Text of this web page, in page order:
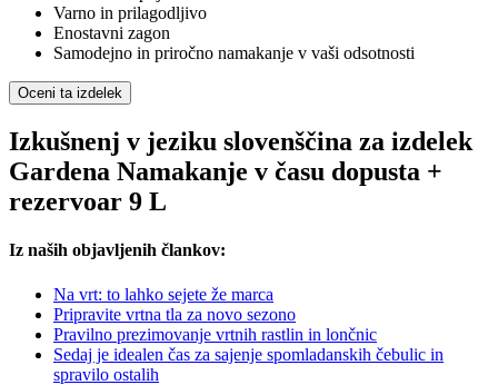
Varno in prilagodljivo
Enostavni zagon
Samodejno in priročno namakanje v vaši odsotnosti
Oceni ta izdelek
Izkušnenj v jeziku slovenščina za izdelek
Gardena Namakanje v času dopusta +
rezervoar 9 L
Iz naših objavljenih člankov:
Na vrt: to lahko sejete že marca
Pripravite vrtna tla za novo sezono
Pravilno prezimovanje vrtnih rastlin in lončnic
Sedaj je idealen čas za sajenje spomladanskih čebulic in
spravilo ostalih